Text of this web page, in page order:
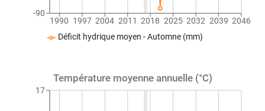
1990 1997 2004 2011 2018 2025 2032 2039 2046
-90
Déficit hydrique moyen - Automne (mm)
Température moyenne annuelle (°C)
17